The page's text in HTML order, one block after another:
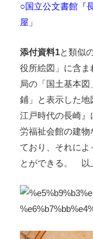
○国立公文書館『
屋」
添付資料1と類似
役所絵図」に含
局の「国土基本
鋪」と表示した地
江戸時代の長崎
労福祉会館の建
ており、それによ
とができる。 以